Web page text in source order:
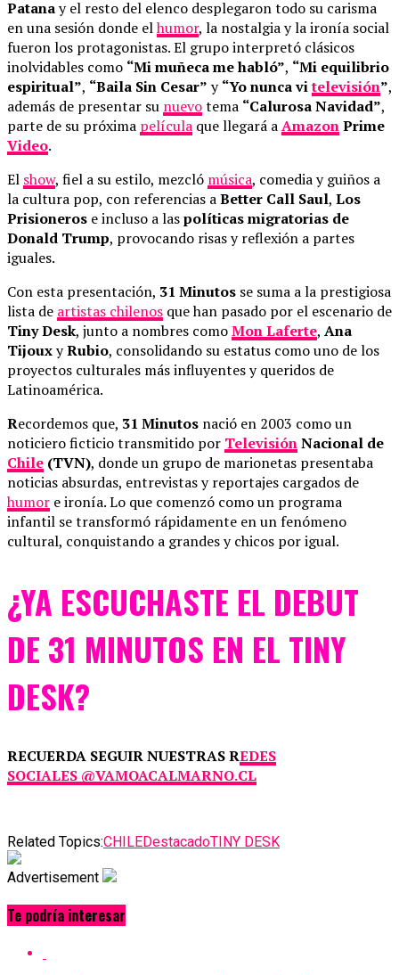
Patanay el resto del elenco desplegaron todo su carisma
en una sesión donde elhumor, la nostalgia y la ironía social
fueron los protagonistas. El grupo interpretó clásicos
inolvidables como “Mi muñeca me habló”, “Mi equilibrio
espiritual”, “Baila Sin Cesar” y“Yo nunca vitelevisión”,
además de presentar su nuevotema “Calurosa Navidad”,
parte de su próxima película que llegará aAmazonPrime
Video.
El show, fiel a su estilo, mezcló música, comedia y guiños a
la cultura pop, con referencias aBetter Call Saul, Los
Prisioneros e incluso a laspolíticas migratorias de
Donald Trump, provocando risas y reflexión a partes
iguales.
Con esta presentación, 31 Minutos se suma a la prestigiosa
lista de artistas chilenos que han pasado por el escenario de
Tiny Desk, junto a nombres comoMon Laferte, Ana
TijouxyRubio, consolidando su estatus como uno de los
proyectos culturales más influyentes y queridos de
Latinoamérica.
Recordemos que, 31 Minutos nació en 2003 como un
noticiero ficticio transmitido por TelevisiónNacional de
Chile (TVN), donde un grupo de marionetas presentaba
noticias absurdas, entrevistas y reportajes cargados de
humor e ironía. Lo que comenzó como un programa
infantil se transformó rápidamente en un fenómeno
cultural, conquistando a grandes y chicos por igual.
¿YA ESCUCHASTE EL DEBUT
DE 31 MINUTOS EN EL TINY
DESK?
RECUERDA SEGUIR NUESTRAS REDES
SOCIALES @VAMOACALMARNO.CL
Related Topics:CHILEDestacadoTINY DESK
Advertisement
Te podría interesar